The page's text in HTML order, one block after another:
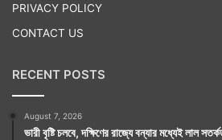
PRIVACY POLICY
CONTACT US
RECENT POSTS
August 7, 2026
ভারী বৃষ্টি চলবে, দক্ষিণের রাজ্যে বন্যার মধ্যেই লাল